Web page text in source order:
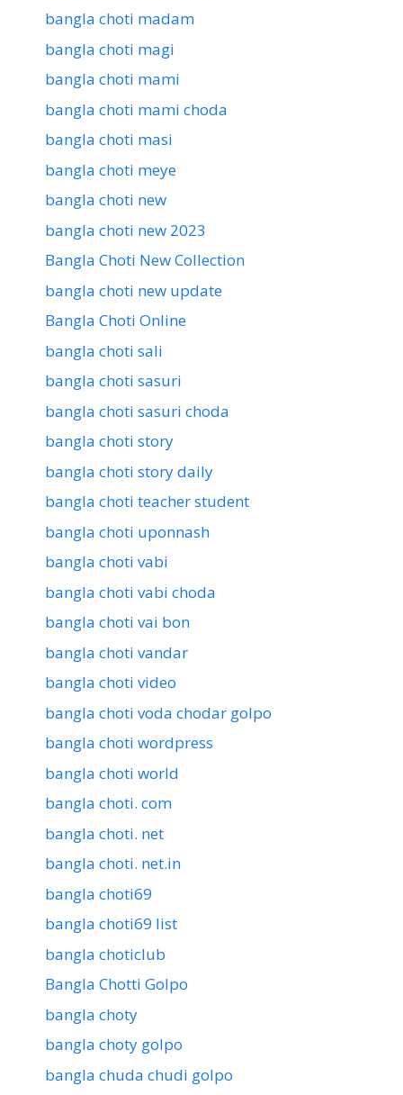
bangla choti madam
bangla choti magi
bangla choti mami
bangla choti mami choda
bangla choti masi
bangla choti meye
bangla choti new
bangla choti new 2023
Bangla Choti New Collection
bangla choti new update
Bangla Choti Online
bangla choti sali
bangla choti sasuri
bangla choti sasuri choda
bangla choti story
bangla choti story daily
bangla choti teacher student
bangla choti uponnash
bangla choti vabi
bangla choti vabi choda
bangla choti vai bon
bangla choti vandar
bangla choti video
bangla choti voda chodar golpo
bangla choti wordpress
bangla choti world
bangla choti. com
bangla choti. net
bangla choti. net.in
bangla choti69
bangla choti69 list
bangla choticlub
Bangla Chotti Golpo
bangla choty
bangla choty golpo
bangla chuda chudi golpo